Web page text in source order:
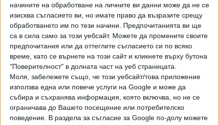
начините на обработване на личните ви данни може да не се
изисква съгласието ви, но имате право да възразите срещу
обработването им по тези начини. Предпочитанията ви ще
са в сила само за този уебсайт. Можете да промените своите
предпочитания или да оттеглите съгласието си по всяко
време, като се върнете на този сайт и кликнете върху бутона
"Поверителност" в долната част на уеб страницата.
Моля, забележете също, че този уебсайт/това приложение
използва една или повече услуги на Google и може да
събира и съхранява информация, която включва, но не се
ограничава до Вашето посещение или потребителско
поведение. В раздела за съгласие за Google по-долу можете
400 души са евакуирани от горящ хотел в
Пампорово
20 Февр. 2020
8 души са загинали при пожар в хотел в
Одеса
И много чужденци са убити при нападение